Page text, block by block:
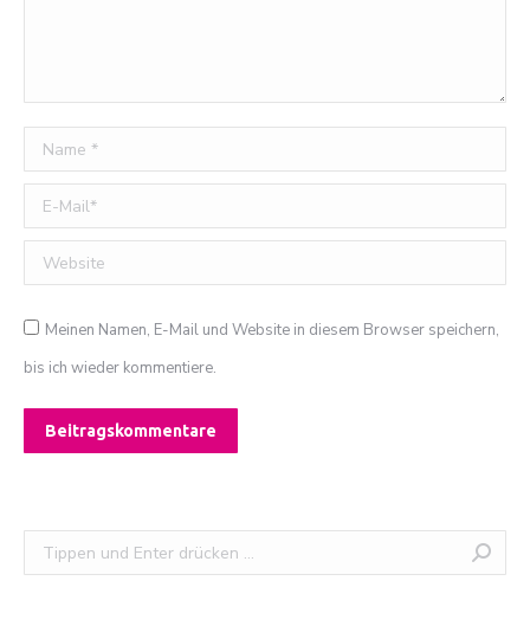
Name *
E-Mail *
Website
Meinen Namen, E-Mail und Website in diesem Browser speichern,
bis ich wieder kommentiere.
Beitragskommentare
Search: